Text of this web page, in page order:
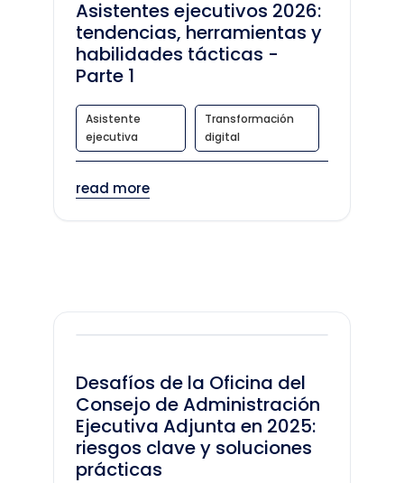
Asistentes ejecutivos 2026:
tendencias, herramientas y
habilidades tácticas -
Parte 1
Asistente
ejecutiva
Transformación
digital
read more
Desafíos de la Oficina del
Consejo de Administración
Ejecutiva Adjunta en 2025:
riesgos clave y soluciones
prácticas